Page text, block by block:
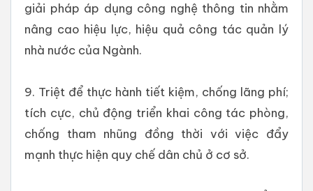
giải pháp áp dụng công nghệ thông tin nhằm
nâng cao hiệu lực, hiệu quả công tác quản lý
nhà nước của Ngành.
9. Triệt để thực hành tiết kiệm, chống lãng phí;
tích cực, chủ động triển khai công tác phòng,
chống tham nhũng đồng thời với việc đẩy
mạnh thực hiện quy chế dân chủ ở cơ sở.